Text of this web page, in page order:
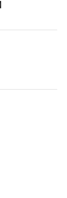
。
ール目と3ホ